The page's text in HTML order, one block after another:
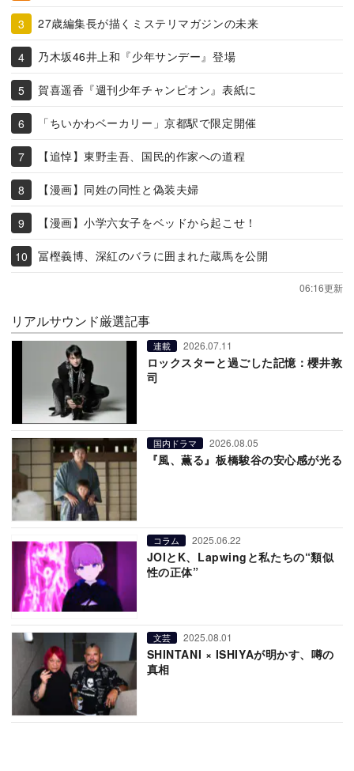
27歳編集長が描くミステリマガジンの未来
乃木坂46井上和『少年サンデー』登場
賀喜遥香『週刊少年チャンピオン』表紙に
「ちいかわベーカリー」京都駅で限定開催
【追悼】東野圭吾、国民的作家への道程
【漫画】同姓の同性と偽装夫婦
【漫画】小学六女子をベッドから起こせ！
冨樫義博、深紅のバラに囲まれた蔵馬を公開
06:16更新
リアルサウンド厳選記事
連載 2026.07.11
ロックスターと過ごした記憶：櫻井敦
司
国内ドラマ 2026.08.05
『風、薫る』板橋駿谷の安心感が光る
コラム 2025.06.22
JOIとK、Lapwingと私たちの“類似
性の正体”
文芸 2025.08.01
SHINTANI × ISHIYAが明かす、噂の
真相